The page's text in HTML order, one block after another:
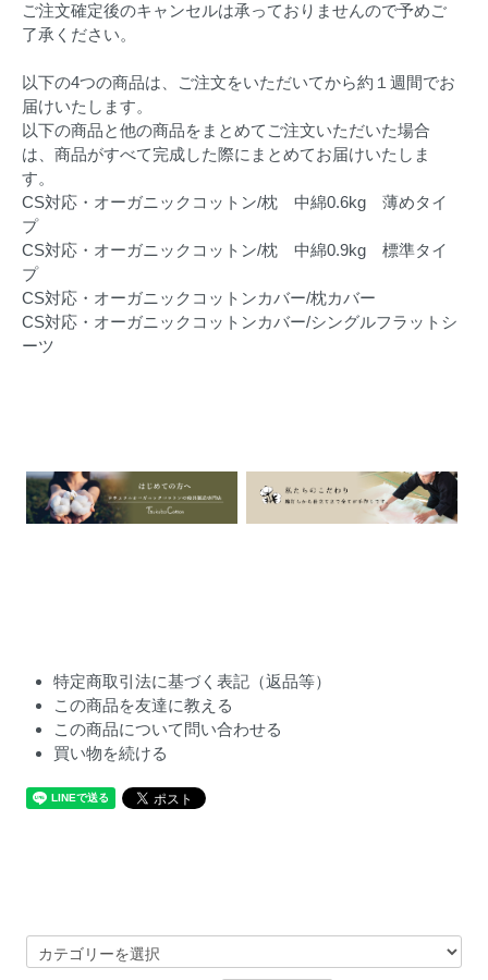
ご注文確定後のキャンセルは承っておりませんので予めご
了承ください。
以下の4つの商品は、ご注文をいただいてから約１週間でお
届けいたします。
以下の商品と他の商品をまとめてご注文いただいた場合
は、商品がすべて完成した際にまとめてお届けいたしま
す。
CS対応・オーガニックコットン/枕 中綿0.6kg 薄めタイ
プ
CS対応・オーガニックコットン/枕 中綿0.9kg 標準タイ
プ
CS対応・オーガニックコットンカバー/枕カバー
CS対応・オーガニックコットンカバー/シングルフラットシ
ーツ
特定商取引法に基づく表記（返品等）
この商品を友達に教える
この商品について問い合わせる
買い物を続ける